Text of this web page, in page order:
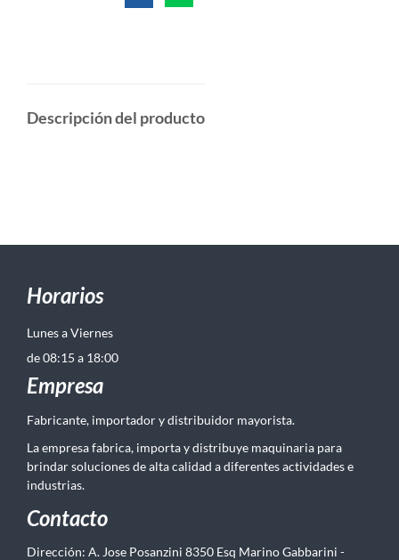
Descripción del producto
Horarios
Lunes a Viernes
de 08:15 a 18:00
Empresa
Fabricante, importador y distribuidor mayorista.
La empresa fabrica, importa y distribuye maquinaria para
brindar soluciones de alta calidad a diferentes actividades e
industrias.
Contacto
Dirección: A. Jose Posanzini 8350 Esq Marino Gabbarini -